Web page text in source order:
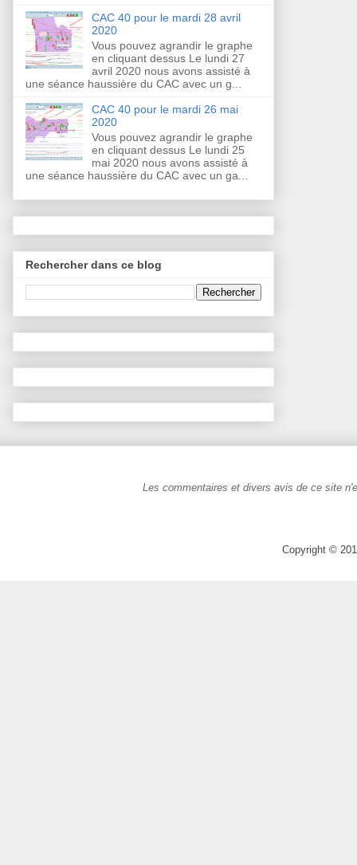
CAC 40 pour le mardi 28 avril
2020
Vous pouvez agrandir le graphe
en cliquant dessus Le lundi 27
avril 2020 nous avons assisté à
une séance haussière du CAC avec un g...
CAC 40 pour le mardi 26 mai
2020
Vous pouvez agrandir le graphe
en cliquant dessus Le lundi 25
mai 2020 nous avons assisté à
une séance haussière du CAC avec un ga...
Rechercher dans ce blog
Les commentaires et divers avis de ce site
Copyright ©